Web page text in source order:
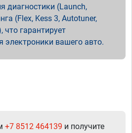
диагностики (Launch,
(Flex, Kess 3, Autotuner,
что гарантирует
электроники вашего авто.
+7 8512 464139 и получите